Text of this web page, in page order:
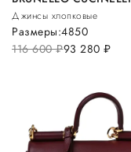
Джинсы хлопковые
116 600руб.93 280 руб.
Размеры:4850